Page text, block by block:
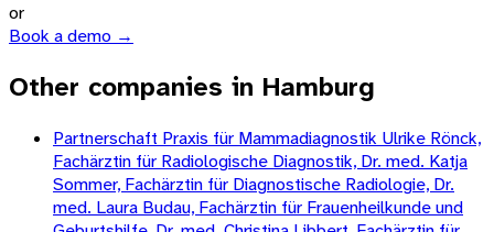
or
Book a demo →
Other companies in Hamburg
Partnerschaft Praxis für Mammadiagnostik Ulrike Rönck,
Fachärztin für Radiologische Diagnostik, Dr. med. Katja
Sommer, Fachärztin für Diagnostische Radiologie, Dr.
med. Laura Budau, Fachärztin für Frauenheilkunde und